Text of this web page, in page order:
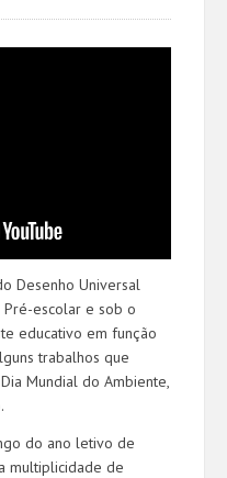
Desenho Universal
Pré-escolar e sob o
educativo em função
trabalhos que
Mundial do Ambiente,
do ano letivo de
multiplicidade de